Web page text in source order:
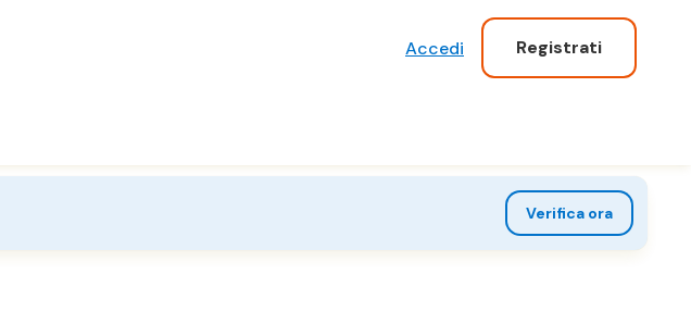
Accedi Registrati
Verifica ora